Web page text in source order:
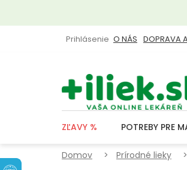
obsah
O NÁS DOPRAVA
Prihlásenie
ZĽAVY % POTREBY PRE
Domov Prírodné lieky